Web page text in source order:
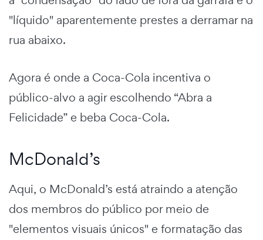
"líquido" aparentemente prestes a derramar na
rua abaixo.
Agora é onde a Coca-Cola incentiva o
público-alvo a agir escolhendo “Abra a
Felicidade” e beba Coca-Cola.
McDonald’s
Aqui, o McDonald’s está atraindo a atenção
dos membros do público por meio de
"elementos visuais únicos" e formatação das